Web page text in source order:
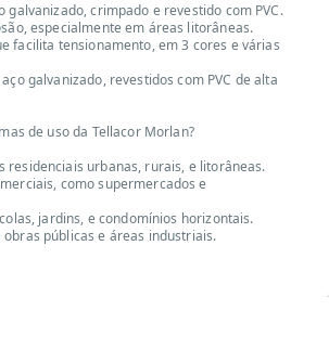
galvanizado, crimpado e revestido com PVC.
especialmente em áreas litorâneas.
facilita tensionamento, em 3 cores e várias
galvanizado, revestidos com PVC de alta
de uso da Tellacor Morlan?
residenciais urbanas, rurais, e litorâneas.
como supermercados e
jardins, e condomínios horizontais.
públicas e áreas industriais.